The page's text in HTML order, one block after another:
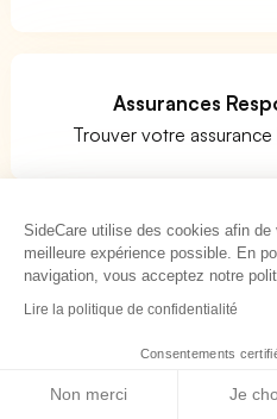
Assurances
Trouver votre
Assurances
Comparer facilement les
Quels métiers pour le code
SideCare utilise des cookies afin de
meilleure expérience possible. En
navigation, vous acceptez notre
Lire la politique de confidentialité
Consentements
Non merci Je